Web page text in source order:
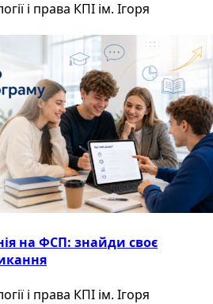
і права КПІ ім. Ігоря
на ФСП: знайди своє
і права КПІ ім. Ігоря